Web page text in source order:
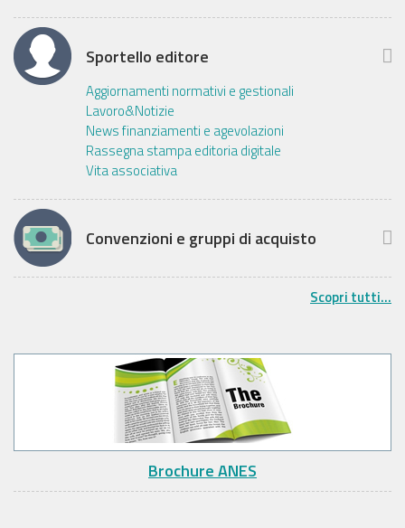
Sportello editore
Aggiornamenti normativi e gestionali
Lavoro&Notizie
News finanziamenti e agevolazioni
Rassegna stampa editoria digitale
Vita associativa
Convenzioni e gruppi di acquisto
Scopri tutti...
Brochure ANES